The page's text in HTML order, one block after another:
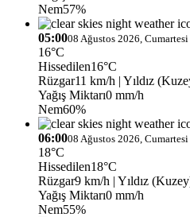
Nem57%
05:0008 Ağustos 2026, Cumartesi
16°C
Hissedilen16°C
Rüzgar11 km/h | Yıldız
Yağış Miktarı0 mm/h
Nem60%
06:0008 Ağustos 2026, Cumartesi
18°C
Hissedilen18°C
Rüzgar9 km/h | Yıldız
Yağış Miktarı0 mm/h
Nem55%